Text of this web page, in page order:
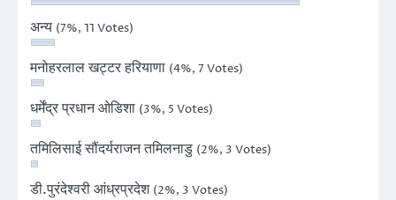
अन्य (7%, 11 Votes)
मनोहरलाल खट्टर हरियाणा (4%, 7 Votes)
धर्मेंद्र प्रधान ओडिशा (3%, 5 Votes)
तमिलिसाई सौंदर्यराजन तमिलनाडु (2%, 3 Votes)
डी.पुरंदेश्वरी आंध्रप्रदेश (2%, 3 Votes)